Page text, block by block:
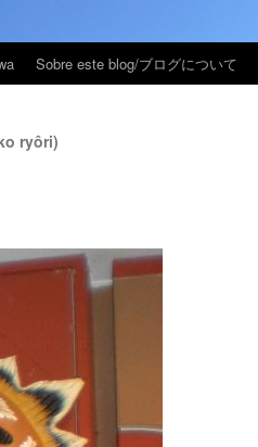
Sobre este blog/ブログについて
ryôri)